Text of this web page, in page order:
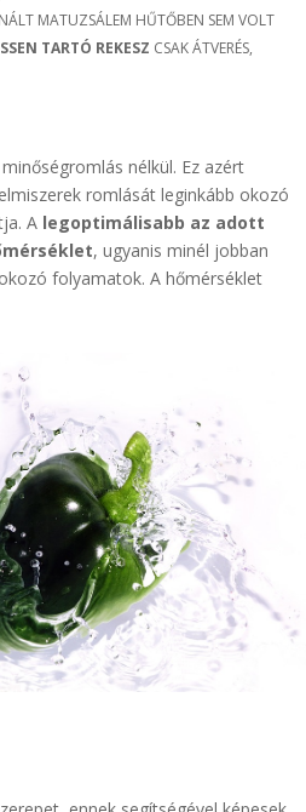
MATUZSÁLEM HŰTŐBEN SEM VOLT
TARTÓ REKESZ CSAK ÁTVERÉS,
nélkül. Ez azért
romlását leginkább okozó
A legoptimálisabb az adott
, ugyanis minél jobban
folyamatok. A hőmérséklet